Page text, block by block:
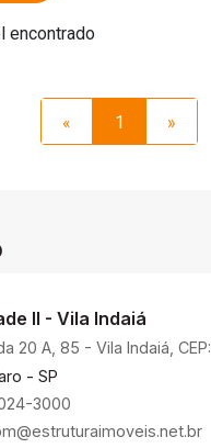
encontrado
« 1 »
II - Vila Indaiá
20 A, 85 - Vila Indaiá, CEP:
- SP
3000